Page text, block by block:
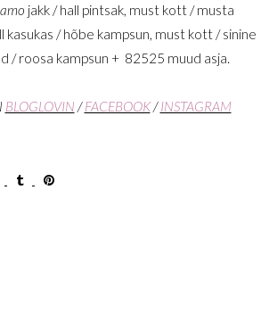
jakk / hall pintsak, must kott / musta
kasukas / hõbe kampsun, must kott / sinine
/ roosa kampsun + 82525 muud asja.
BLOGLOVIN /FACEBOOK/INSTAGRAM